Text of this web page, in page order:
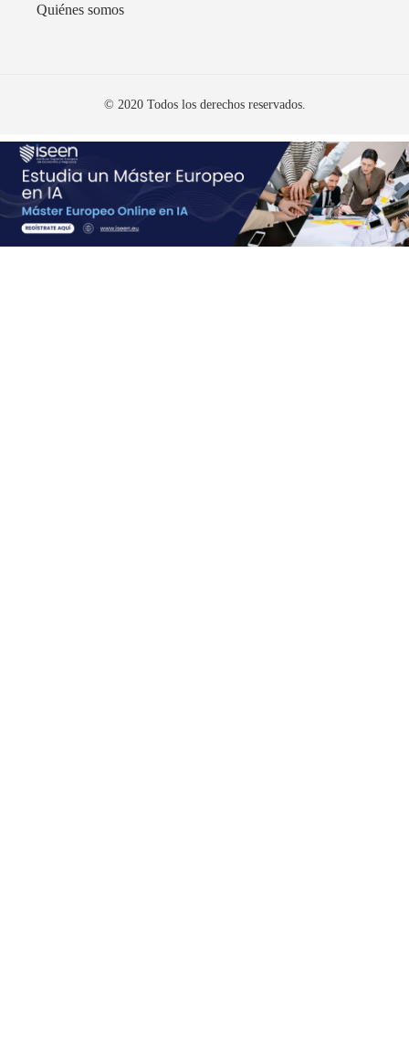
Quiénes somos
© 2020 Todos los derechos reservados.